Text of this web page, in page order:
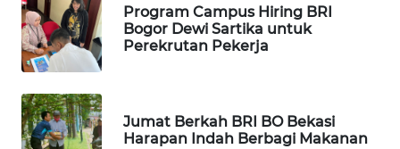
Program Campus Hiring BRI
Bogor Dewi Sartika untuk
Perekrutan Pekerja
Jumat Berkah BRI BO Bekasi
Harapan Indah Berbagi Makanan
WN
LABUHANBATU
TAPANULI
TENGAH